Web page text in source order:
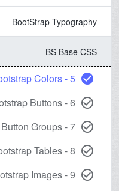
BootStrap Typography
BS Base CSS
check_circle
5 - Bootstrap Colors
check_circle_outline
6 - Bootstrap Buttons
check_circle_outline
7 - Bootstrap Button Groups
check_circle_outline
8 - Bootstrap Tables
check_circle_outline
9 - Bootstrap Images